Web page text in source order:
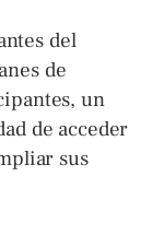
del
de
un
de acceder
sus